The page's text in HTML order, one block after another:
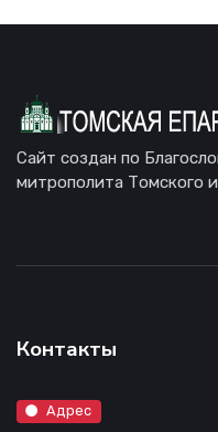
Сайт создан по
митрополита Томского
Контакты
Адрес